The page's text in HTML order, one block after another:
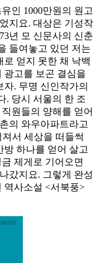
인 1000만원의 원고
지요. 대상은 기성작
년 모 신문사의 신춘
들여놓고 있던 저는
로 얻지 못한 채 낙백
광고를 보곤 결심을
. 무명 신인작가의
. 당시 서울의 한 조
원들의 양해를 얻어
의 와우아파트라고
서 세상을 떠들썩
하나를 얻어 살고
제게로 기어오면
갔지요. 그렇게 완성
역사소설 <서북풍>